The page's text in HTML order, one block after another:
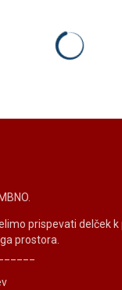
prispevati delček
prostora.